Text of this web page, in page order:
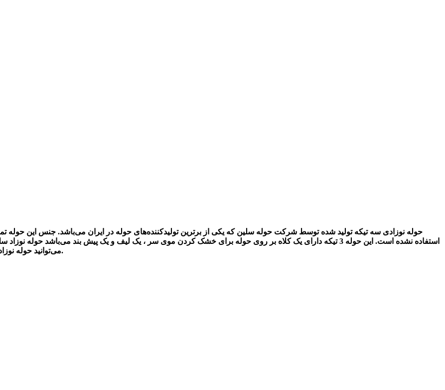
حوله نوزادی سه تیکه تولید شده توسط شرکت حوله سلین که یکی از برترین تولیدکننده‌های حوله در ایران می‌باشد. جنس این حوله
استفاده نشده است. این حوله 3 تیکه دارای یک کلاه بر روی حوله برای خشک کردن موی سر ، یک لیف و یک پیش بند می‌باشد
می‌توانید حوله نوزادی سلین را در ماشین لباسشویی با مایع لباسشویی بدون آنزیم بشویید.